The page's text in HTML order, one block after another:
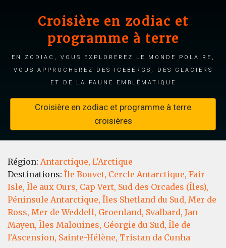
Croisière en zodiac et
programme à terre
En zodiac, vous explorerez le monde polaire,
vous approcherez des icebergs, des glaciers
et de la faune emblématique
Croisière en zodiac et programme à terre
croisières
Région: Antarctique, L'Arctique
Destinations: Île Bouvet, Cercle Antarctique, Fair
Isle, Île aux Ours, Cap Vert, Sud des Orcades (Îles),
Péninsule Antarctique, Îles Shetland du Sud, Mer de
Ross, Mer de Weddell, Groenland, Svalbard, Jan
Mayen, Îles Malouines, Géorgie du Sud, Île de
l'Ascension, Sainte-Hélène, Tristan da Cunha